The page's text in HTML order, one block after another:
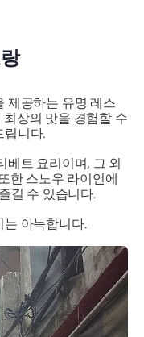
제공하는 유명 레스
상의 맛을 경험할 수
립니다.
베트 요리이며, 그 외
한 스노우 라이언에
길 수 있습니다.
는 아늑합니다.